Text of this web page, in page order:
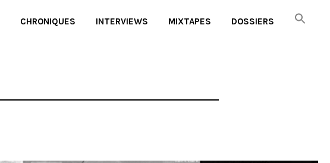
CHRONIQUES INTERVIEWS MIXTAPES DOSSIERS